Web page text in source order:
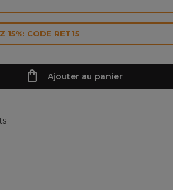
15%: CODE RET15
Ajouter au panier